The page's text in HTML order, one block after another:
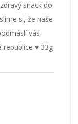
snack do
si, že naše
vás
republice ♥ 33g